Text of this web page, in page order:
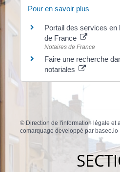
Pour en savoir plus
Portail des services en
de France
Notaires de France
Faire une recherche
notariales
© Direction de l'information légale et
comarquage developpé par baseo.io